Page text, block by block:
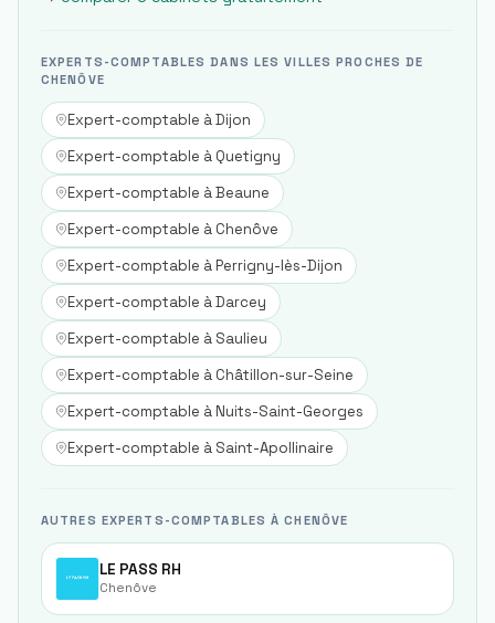
EXPERTS-COMPTABLES DANS LES VILLES PROCHES DE
CHENÔVE
Expert-comptable àDijon
Expert-comptable à Quetigny
Expert-comptable àBeaune
Expert-comptable à Chenôve
Expert-comptable à Perrigny-lès-Dijon
Expert-comptable àDarcey
Expert-comptable à Saulieu
Expert-comptable à Châtillon-sur-Seine
Expert-comptable à Nuits-Saint-Georges
Expert-comptable à Saint-Apollinaire
AUTRES EXPERTS-COMPTABLES À CHENÔVE
LE PASS RH
Chenôve